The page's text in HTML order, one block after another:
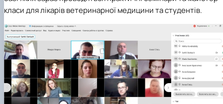
класи для лікарів ветеринарної медицини та студентів.